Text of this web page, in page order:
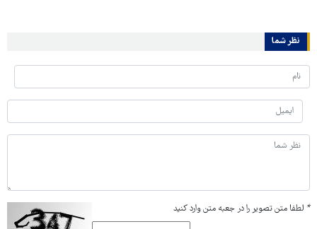
نظر شما
* لطفا متن تصویر را در جعبه متن وارد کنید